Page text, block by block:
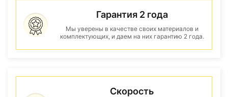
Гарантия 2 года
Мы уверены в качестве своих материалов и
комплектующих, и даем на них гарантию 2 года.
Скорость